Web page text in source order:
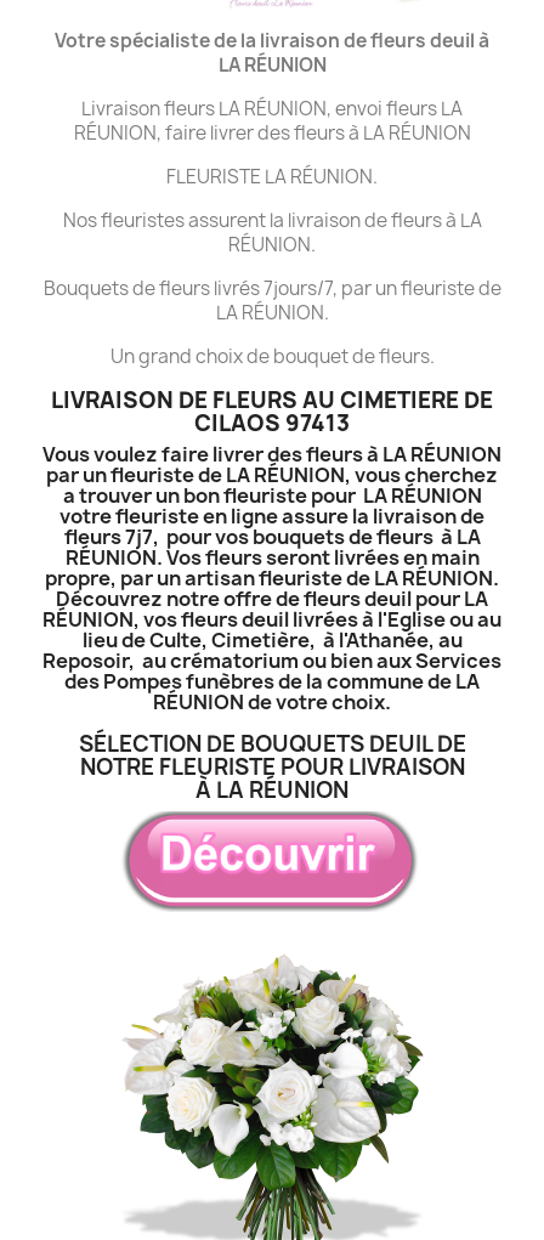
Votre spécialiste de la livraison de fleurs deuil à
LARÉUNION
Livraison fleurs LA RÉUNION, envoi fleurs LA
RÉUNION, faire livrer des fleurs à LA RÉUNION
FLEURISTE LA RÉUNION.
Nos fleuristes assurent la livraison de fleurs à LA
RÉUNION.
Bouquets de fleurs livrés 7jours/7, par un fleuriste de
LA RÉUNION.
Un grand choix de bouquet de fleurs.
LIVRAISON DE FLEURS AU CIMETIERE DE
CILAOS 97413
Vous voulez faire livrer des fleurs à LA RÉUNION
par un fleuriste de LA RÉUNION, vous cherchez
a trouver un bon fleuriste pour LA RÉUNION
votre fleuriste en ligne assure la livraison de
fleurs 7j7, pour vos bouquets de fleurs à LA
RÉUNION. Vos fleurs seront livrées en main
propre, par un artisan fleuriste de LA RÉUNION.
Découvrez notre offre de fleurs deuil pour LA
RÉUNION, vos fleurs deuil livrées à l'Eglise ou au
lieu de Culte, Cimetière, à l'Athanée, au
Reposoir, au crématorium ou bien aux Services
des Pompes funèbres de la commune de LA
RÉUNION de votre choix.
SÉLECTION DE BOUQUETS DEUIL DE
NOTRE FLEURISTE POUR LIVRAISON
À LA RÉUNION